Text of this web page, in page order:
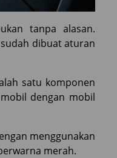
tanpa alasan.
dibuat aturan
satu komponen
dengan mobil
menggunakan
merah.